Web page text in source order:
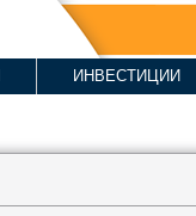
ИНВЕСТИЦИИ